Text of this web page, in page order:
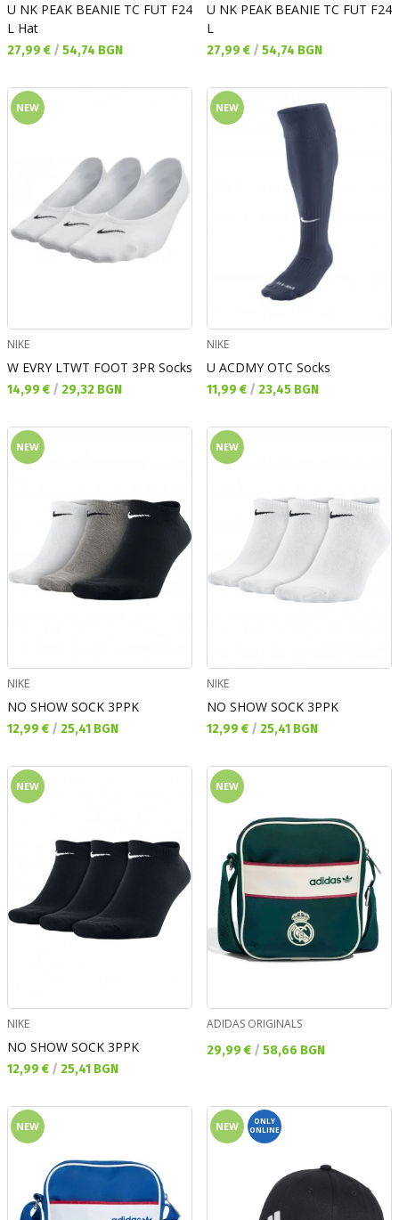
U NK PEAK BEANIE TC FUT F24
L Hat
Текуща цена:
27,99 € / 54,74 BGN
U NK PEAK BEANIE TC FUT F24
L
Текуща цена:
27,99 € / 54,74 BGN
NEW
NIKE
W EVRY LTWT FOOT 3PR Socks
Текуща цена:
14,99 € / 29,32 BGN
NEW
NIKE
U ACDMY OTC Socks
Текуща цена:
11,99 € / 23,45 BGN
NEW
NIKE
NO SHOW SOCK 3PPK
Текуща цена:
12,99 € / 25,41 BGN
NEW
NIKE
NO SHOW SOCK 3PPK
Текуща цена:
12,99 € / 25,41 BGN
NEW
NIKE
NO SHOW SOCK 3PPK
Текуща цена:
12,99 € / 25,41 BGN
NEW
ADIDAS ORIGINALS
Текуща цена:
29,99 € / 58,66 BGN
NEW NEW
ONLY
ONLINE